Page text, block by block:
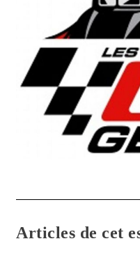
Articles de cet